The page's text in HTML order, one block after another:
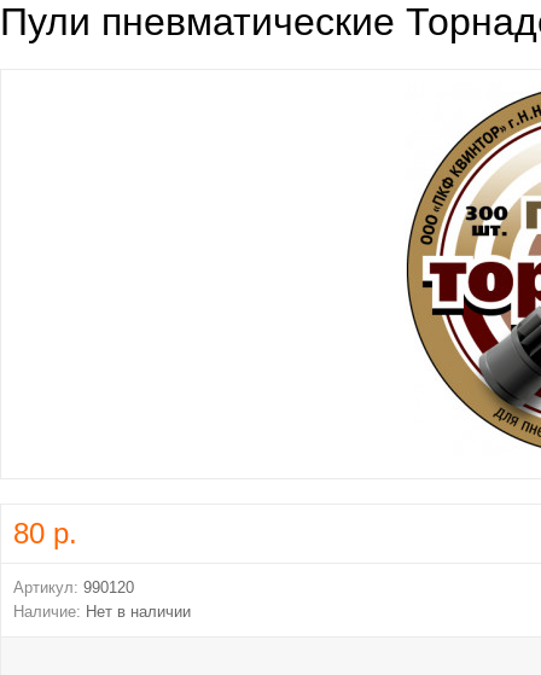
Пули пневматические
80 р.
Артикул: 990120
Наличие: Нет в наличии